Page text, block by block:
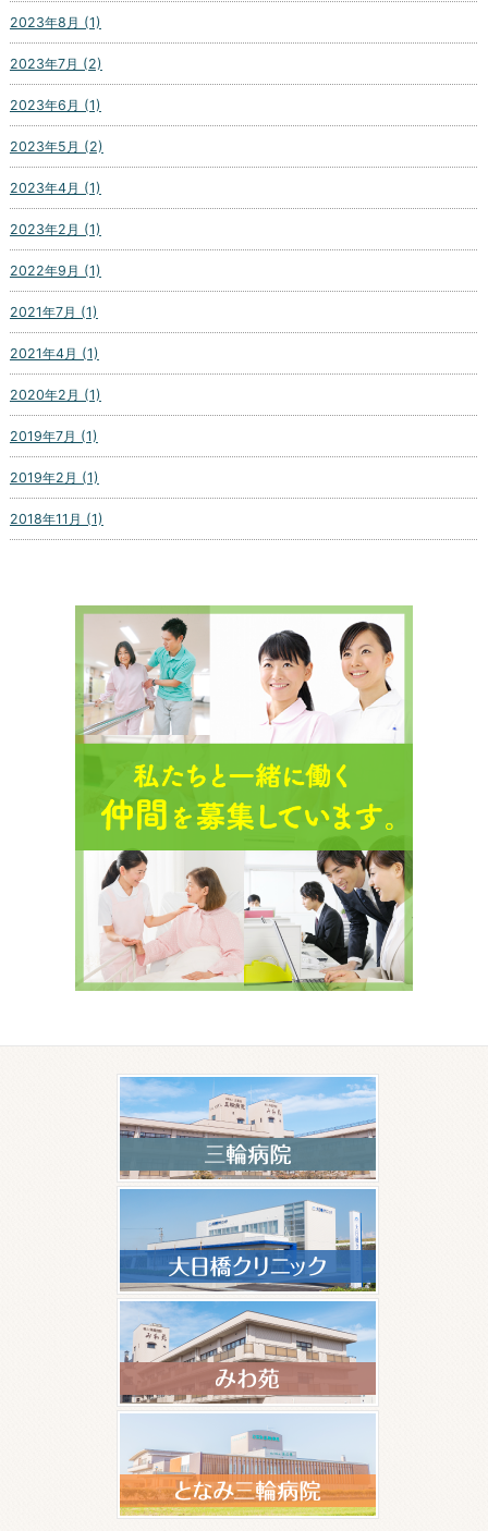
2023年8月 (1)
2023年7月 (2)
2023年6月 (1)
2023年5月 (2)
2023年4月 (1)
2023年2月 (1)
2022年9月 (1)
2021年7月 (1)
2021年4月 (1)
2020年2月 (1)
2019年7月 (1)
2019年2月 (1)
2018年11月 (1)